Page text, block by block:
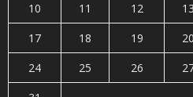
10
11 12 13
17
18 19 20
24
25 26